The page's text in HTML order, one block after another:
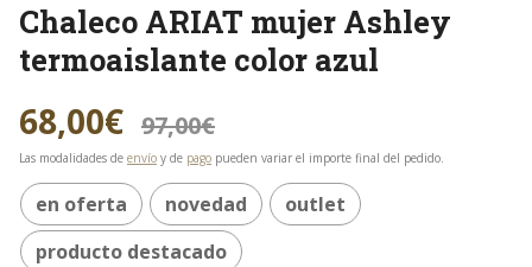
Chaleco ARIAT mujer Ashley
termoaislante color azul
68,00€ 97,00€
Las modalidades de envío y de pago pueden variar el importe final del pedido.
en oferta novedad
outlet
producto destacado